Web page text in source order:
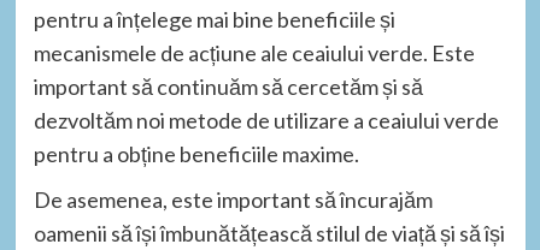
pentru a înțelege mai bine beneficiile și
mecanismele de acțiune ale ceaiului verde. Este
important să continuăm să cercetăm și să
dezvoltăm noi metode de utilizare a ceaiului verde
pentru a obține beneficiile maxime.
De asemenea, este important să încurajăm
oamenii să își îmbunătățească stilul de viață și să își